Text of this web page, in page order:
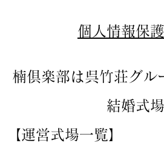
個人情報保
【運営式場一覧】
楠倶楽部は呉竹荘グル
結婚式場